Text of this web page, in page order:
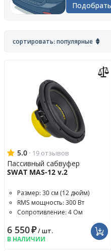
сортировать: популярные
5.0 · 19 отзывов
Пассивный сабвуфер
SWAT MAS-12 v.2
Размер: 30 см (12 дюйм)
RMS мощность: 300 Вт
Сопротивление: 4 Ом
6 550₽/ шт.
В НАЛИЧИИ